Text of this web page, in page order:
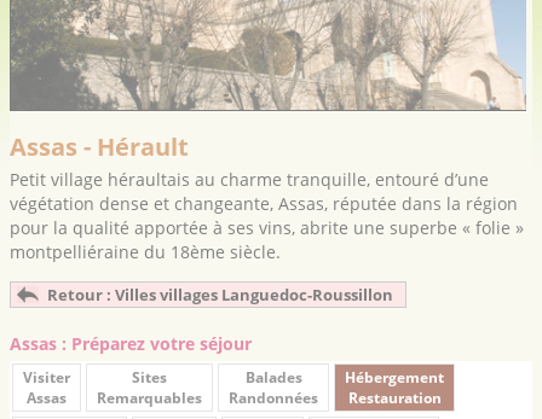
Assas - Hérault
Petit village héraultais au charme tranquille, entouré d’une
végétation dense et changeante, Assas, réputée dans la région
pour la qualité apportée à ses vins, abrite une superbe « folie »
montpelliéraine du 18ème siècle.
Retour : Villes villages Languedoc-Roussillon
Assas : Préparez votre séjour
Visiter
Assas
Sites
Remarquables
Balades
Randonnées
Hébergement
Restauration